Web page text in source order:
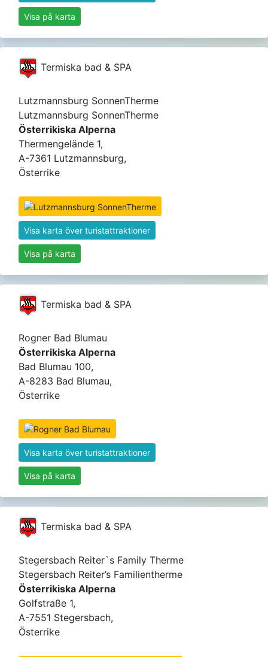
Visa på karta
Termiska bad & SPA
Lutzmannsburg SonnenTherme
Lutzmannsburg SonnenTherme
Österrikiska Alperna
Thermengelände 1,
A-7361 Lutzmannsburg,
Österrike
Visa karta över turistattraktioner
Visa på karta
Termiska bad & SPA
Rogner Bad Blumau
Österrikiska Alperna
Bad Blumau 100,
A-8283 Bad Blumau,
Österrike
Visa karta över turistattraktioner
Visa på karta
Termiska bad & SPA
Stegersbach Reiter`s Family Therme
Stegersbach Reiter’s Familientherme
Österrikiska Alperna
Golfstraße 1,
A-7551 Stegersbach,
Österrike